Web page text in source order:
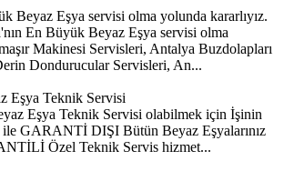
Beyaz Eşya servisi olma yolunda kararlıyız.
En Büyük Beyaz Eşya servisi olma
Makinesi Servisleri, Antalya Buzdolapları
Dondurucular Servisleri, An...
Eşya Teknik Servisi
Eşya Teknik Servisi olabilmek için İşinin
GARANTİ DIŞI Bütün Beyaz Eşyalarınız
Özel Teknik Servis hizmet...